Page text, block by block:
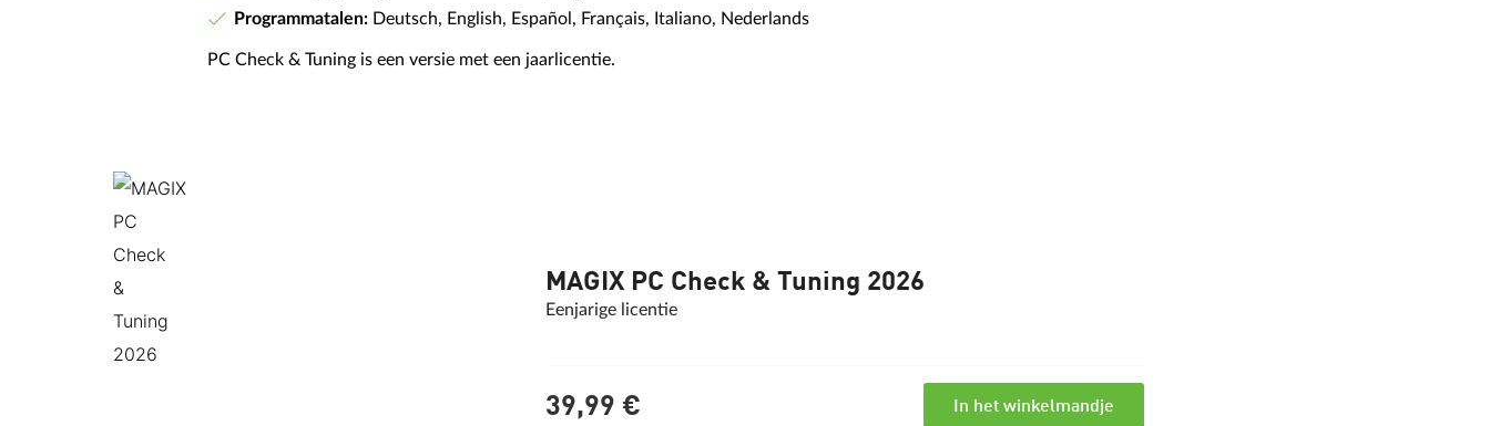
Programmatalen: Deutsch, English, Español, Français, Italiano, Nederlands
PC Check & Tuning is een versie met een jaarlicentie.
MAGIX PC Check & Tuning 2026
Eenjarige licentie
39,99 € In het winkelmandje